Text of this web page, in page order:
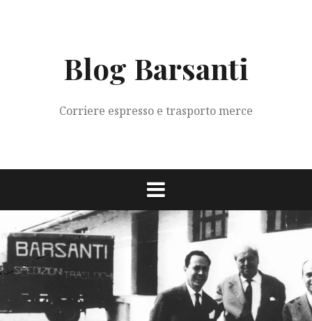
Blog Barsanti
Corriere espresso e trasporto merce